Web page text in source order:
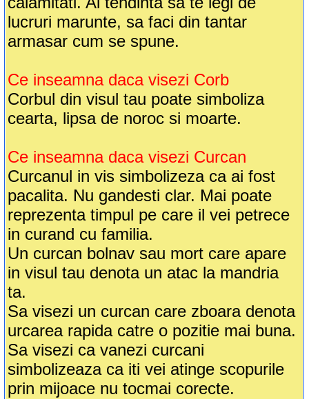
lucruri marunte, sa faci din tantar
armasar cum se spune.
Ce inseamna daca visezi Corb
Corbul din visul tau poate simboliza
cearta, lipsa de noroc si moarte.
Ce inseamna daca visezi Curcan
Curcanul in vis simbolizeza ca ai fost
pacalita. Nu gandesti clar. Mai poate
reprezenta timpul pe care il vei petrece
in curand cu familia.
Un curcan bolnav sau mort care apare
in visul tau denota un atac la mandria
ta.
Sa visezi un curcan care zboara denota
urcarea rapida catre o pozitie mai buna.
Sa visezi ca vanezi curcani
simbolizeaza ca iti vei atinge scopurile
prin mijoace nu tocmai corecte.